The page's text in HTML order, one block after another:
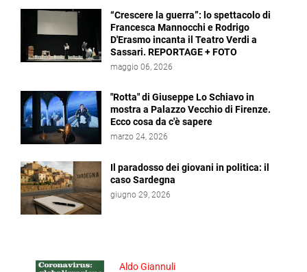
“Crescere la guerra”: lo spettacolo di
Francesca Mannocchi e Rodrigo
D'Erasmo incanta il Teatro Verdi a
Sassari. REPORTAGE + FOTO
maggio 06, 2026
"Rotta" di Giuseppe Lo Schiavo in
mostra a Palazzo Vecchio di Firenze.
Ecco cosa da c'è sapere
marzo 24, 2026
Il paradosso dei giovani in politica: il
caso Sardegna
giugno 29, 2026
Aldo Giannuli